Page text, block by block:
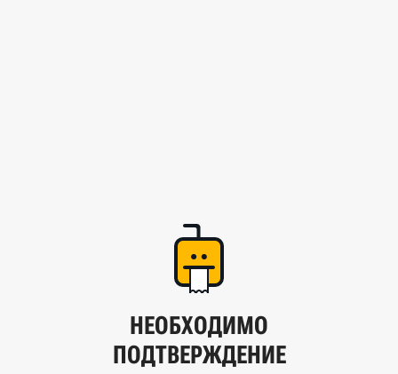
НЕОБХОДИМО
ПОДТВЕРЖДЕНИЕ